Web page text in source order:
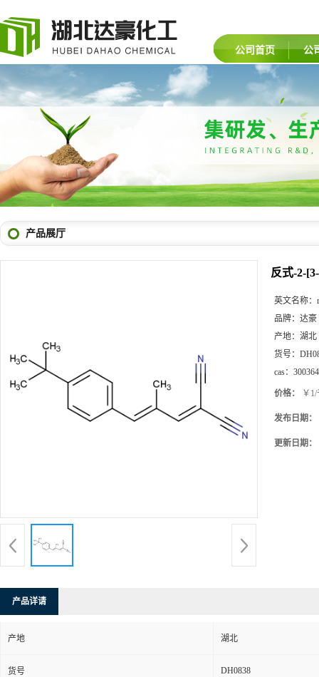
公司首页 公
产品展厅
反式-2-
英文名称：
品牌： 达豪
产地： 湖北
货号：
cas：
价格： ￥
发布日期：
更新日期：
产品详请
产地 湖北
货号 DH0838